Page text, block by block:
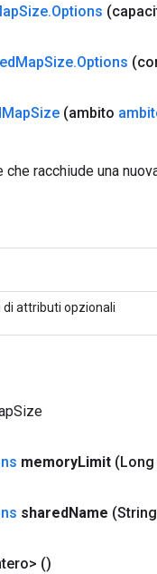
Size.Options
MapSize.Options
MapSize (ambito
racchiude una
attributi opzionali
memoryLimit
sharedName
()